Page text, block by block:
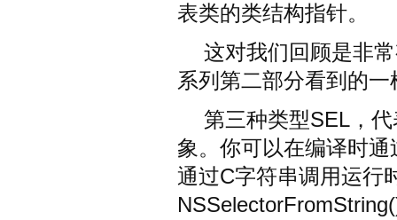
表类的类结构指针。
这对我们回顾是非
系列第二部分看到的一
第三种类型SEL，
象。你可以在编译时
通过C字符串调用运行